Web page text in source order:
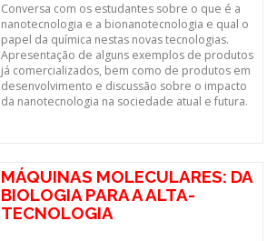
Conversa com os estudantes sobre o que é a
nanotecnologia e a bionanotecnologia e qual o
papel da química nestas novas tecnologias.
Apresentação de alguns exemplos de produtos
já comercializados, bem como de produtos em
desenvolvimento e discussão sobre o impacto
da nanotecnologia na sociedade atual e futura.
MÁQUINAS MOLECULARES: DA
BIOLOGIA PARA A ALTA-
TECNOLOGIA